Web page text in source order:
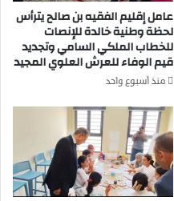
عامل إقليم الفقيه بن صالح يترأس
لحظة وطنية خالدة للإنصات
للخطاب الملكي السامي وتجديد
قيم الوفاء للعرش العلوي المجيد
منذ أسبوع واحد